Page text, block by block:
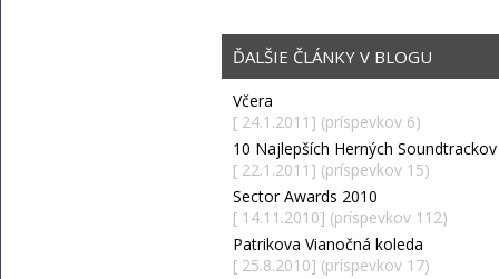
ĎALŠIE ČLÁNKY V BLOGU
Včera
[ 24.1.2011] (príspevkov 6)
10 Najlepších Herných Soundtrackov
[ 22.1.2011] (príspevkov 15)
Sector Awards 2010
[ 14.11.2010] (príspevkov 112)
Patrikova Vianočná koleda
[ 25.8.2010] (príspevkov 17)